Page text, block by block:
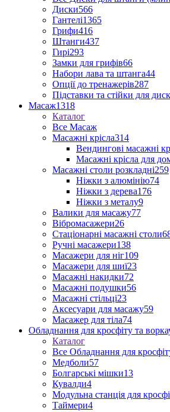
Диски566
Гантелі1365
Грифи416
Штанги437
Гирі293
Замки для грифів66
Набори лава та штанга44
Опції до тренажерів287
Підставки та стійки для
Масаж1318
Каталог
Все Масаж
Масажні крісла314
Вендингові масажні
Масажні крісла для
Масажні столи розкладні259
Ніжки з алюмінію74
Ніжки з дерева176
Ніжки з металу9
Валики для масажу77
Вібромасажери26
Стаціонарні масажні столи
Ручні масажери138
Масажери для ніг109
Масажери для шиї23
Масажні накидки72
Масажні подушки56
Масажні стільці23
Аксесуари для масажу59
Масажер для тіла74
Обладнання для кросфіту та
Каталог
Все Обладнання для
Медболи57
Болгарські мішки13
Кувалди4
Модульна станція для
Таймери4